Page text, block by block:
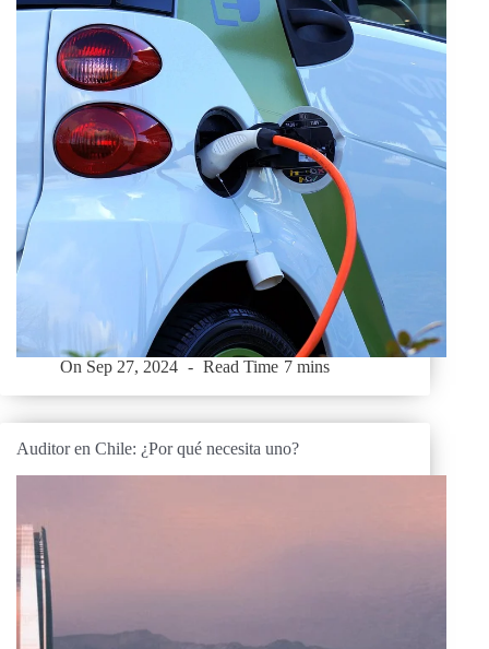
On Sep 27, 2024 Read Time 7 mins
Auditor en Chile: ¿Por qué necesita uno?